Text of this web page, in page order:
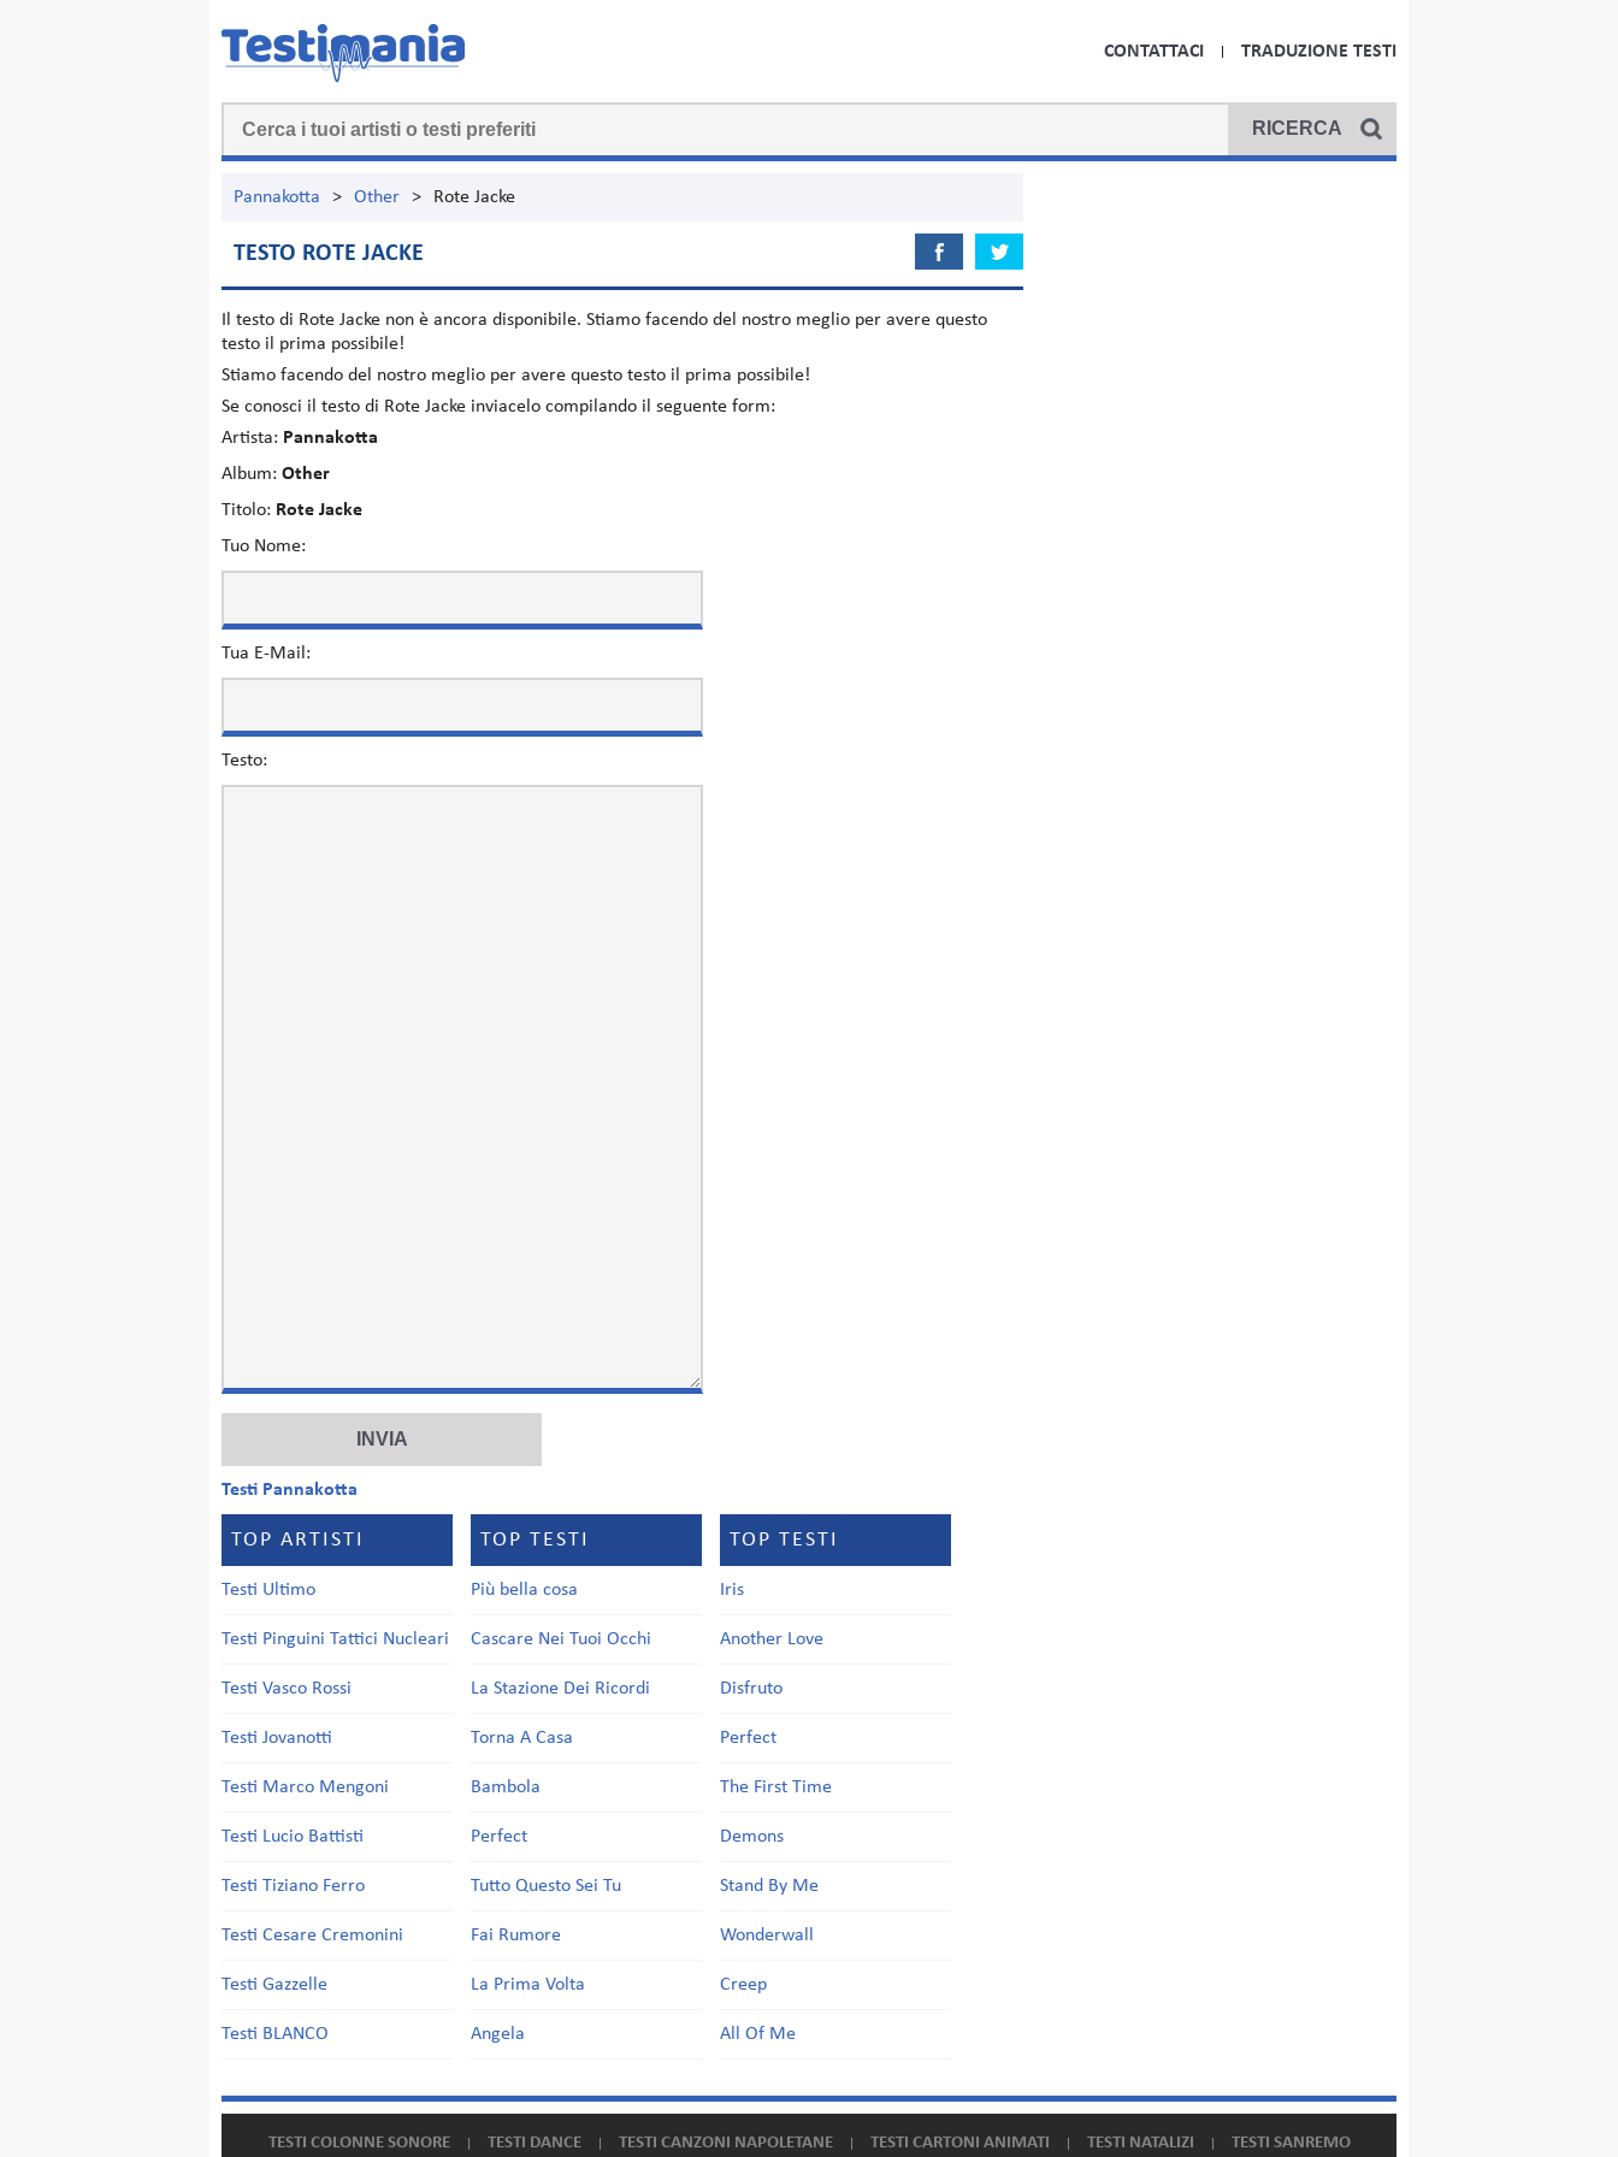
CONTATTACI TRADUZIONE TESTI
Pannakotta > Other > Rote Jacke
TESTO ROTE JACKE
Il testo di Rote Jacke non è ancora disponibile. Stiamo facendo del nostro meglio per avere questo
testo il prima possibile!
Stiamo facendo del nostro meglio per avere questo testo il prima possibile!
Se conosci il testo di Rote Jacke inviacelo compilando il seguente form:
Artista: Pannakotta
Album: Other
Titolo: Rote Jacke
Tuo Nome:
Tua E-Mail:
Testo:
Testi Pannakotta
TOP ARTISTI
Testi Ultimo
Testi Pinguini Tattici Nucleari
Testi Vasco Rossi
Testi Jovanotti
Testi Marco Mengoni
Testi Lucio Battisti
Testi Tiziano Ferro
Testi Cesare Cremonini
Testi Gazzelle
Testi BLANCO
TOP TESTI
Più bella cosa
Cascare Nei Tuoi Occhi
La Stazione Dei Ricordi
Torna A Casa
Bambola
Perfect
Tutto Questo Sei Tu
Fai Rumore
La Prima Volta
Angela
TOP TESTI
Iris
Another Love
Disfruto
Perfect
The First Time
Demons
Stand By Me
Wonderwall
Creep
All Of Me
TESTI COLONNE SONORE TESTI DANCE TESTI CANZONI NAPOLETANE TESTI CARTONI ANIMATI TESTI NATALIZI TESTI SANREMO